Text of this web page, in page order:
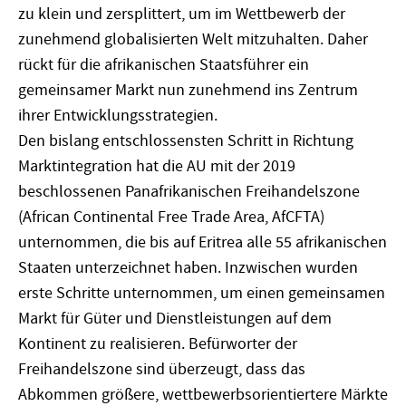
zu klein und zersplittert, um im Wettbewerb der
zunehmend globalisierten Welt mitzuhalten. Daher
rückt für die afrikanischen Staatsführer ein
gemeinsamer Markt nun zunehmend ins Zentrum
ihrer Entwicklungsstrategien.
Den bislang entschlossensten Schritt in Richtung
Marktintegration hat die AU mit der 2019
beschlossenen Panafrikanischen Freihandelszone
(African Continental Free Trade Area, AfCFTA)
unternommen, die bis auf Eritrea alle 55 afrikanischen
Staaten unterzeichnet haben. Inzwischen wurden
erste Schritte unternommen, um einen gemeinsamen
Markt für Güter und Dienstleistungen auf dem
Kontinent zu realisieren. Befürworter der
Freihandelszone sind überzeugt, dass das
Abkommen größere, wettbewerbsorientiertere Märkte